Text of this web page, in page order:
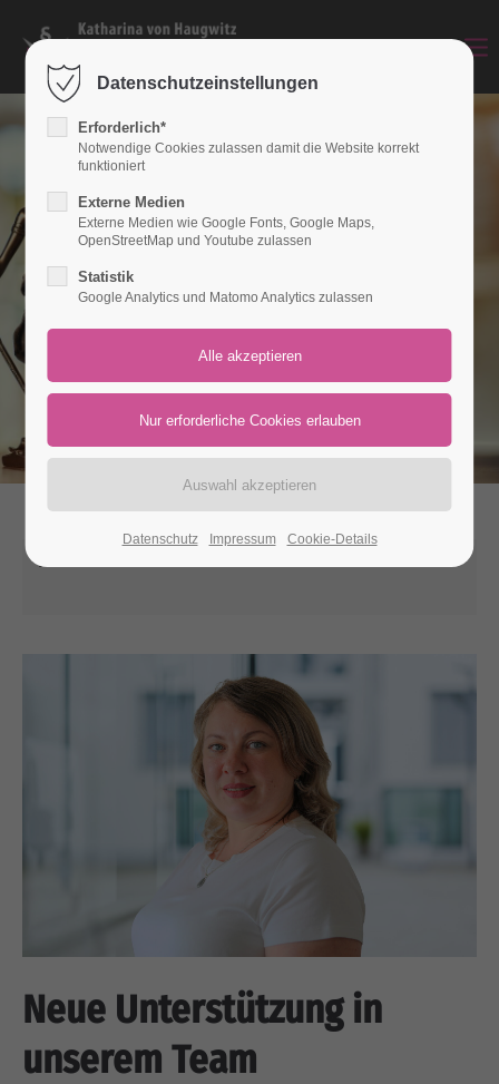
Login
Benutzername
Passwort
Anmelden
Support
Lorem ipsum dolor sit amet:
24h
Mon - Fri 8:00am - 5:00pm(GMT +1)
Get in touch
376-293 City Road, Suite 600
San Francisco, CA 94102
Have any questions?
+44 1234 567 890
Drop us a line
Neue Unterstützung in
unserem Team
Datenschutzeinstellungen
Erforderlich*
Notwendige Cookies zulassen damit die Website korrekt
funktioniert
Externe Medien
Externe Medien wie Google Fonts, Google Maps,
OpenStreetMap und Youtube zulassen
Statistik
Google Analytics und Matomo Analytics zulassen
Datenschutz Impressum Cookie-Details